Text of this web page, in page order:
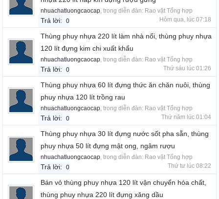
nhuachatluongcaocap , trong diễn đàn: Rao vặt Tổng hợp
Trả lời: 0 Hôm qua, lúc 07:18
Thùng phuy nhựa 220 lít làm nhà nổi, thùng phuy nhựa
120 lít đựng kim chi xuất khẩu
nhuachatluongcaocap , trong diễn đàn: Rao vặt Tổng hợp
Trả lời: 0 Thứ sáu lúc 01:26
Thùng phuy nhựa 60 lít đựng thức ăn chăn nuôi, thùng
phuy nhựa 120 lít trồng rau
nhuachatluongcaocap , trong diễn đàn: Rao vặt Tổng hợp
Trả lời: 0 Thứ năm lúc 01:04
Thùng phuy nhựa 30 lít đựng nước sốt pha sẵn, thùng
phuy nhựa 50 lít đựng mật ong, ngâm rượu
nhuachatluongcaocap , trong diễn đàn: Rao vặt Tổng hợp
Trả lời: 0 Thứ tư lúc 08:22
Bán vỏ thùng phuy nhựa 120 lít vận chuyển hóa chất,
thùng phuy nhựa 220 lít đựng xăng dầu